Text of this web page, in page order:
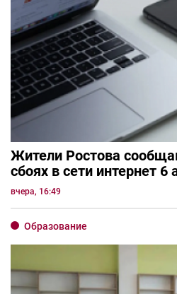
Жители Ростова
сбоях в сети интернет 6
вчера, 16:49
Образование